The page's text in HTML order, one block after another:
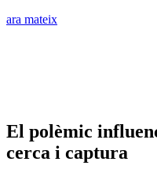
ara mateix
El polèmic
cerca i captura